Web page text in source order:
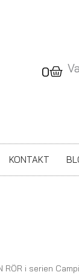
0
KONTAKT
RÖR i serien